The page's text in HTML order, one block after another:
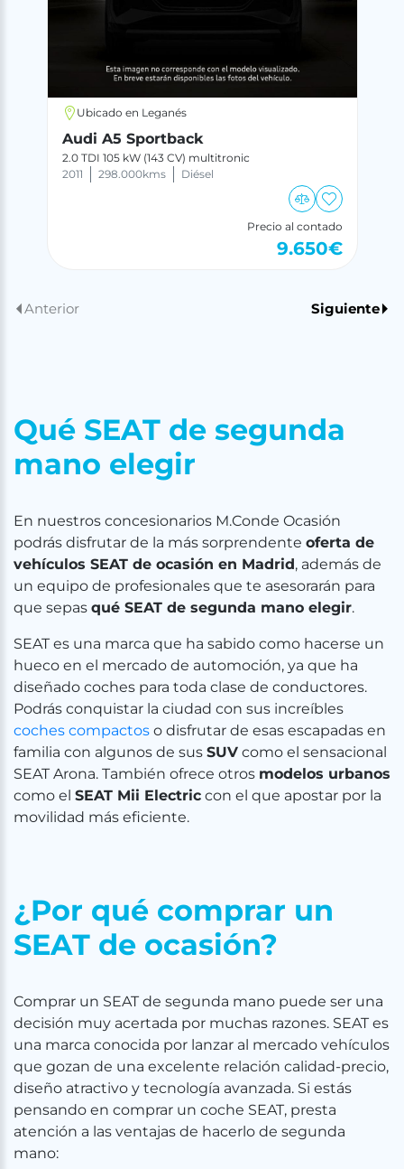
Ubicado en Leganés
Audi A5 Sportback
2.0 TDI 105 kW (143 CV) multitronic
2011
298.000kms Diésel
Precio al contado
9.650€
Anterior Siguiente
Qué SEAT de segunda
mano elegir
En nuestros concesionarios M.Conde Ocasión
podrás disfrutar de la más sorprendente oferta de
vehículos SEAT de ocasión en Madrid, además de
un equipo de profesionales que te asesorarán para
que sepas qué SEAT de segunda mano elegir.
SEAT es una marca que ha sabido como hacerse un
hueco en el mercado de automoción, ya que ha
diseñado coches para toda clase de conductores.
Podrás conquistar la ciudad con sus increíbles
coches compactos o disfrutar de esas escapadas en
familia con algunos de sus SUV como el sensacional
SEAT Arona. También ofrece otros modelos urbanos
como el SEAT Mii Electric con el que apostar por la
movilidad más eficiente.
¿Por qué comprar un
SEAT de ocasión?
Comprar un SEAT de segunda mano puede ser una
decisión muy acertada por muchas razones. SEAT es
una marca conocida por lanzar al mercado vehículos
que gozan de una excelente relación calidad-precio,
diseño atractivo y tecnología avanzada. Si estás
pensando en comprar un coche SEAT, presta
atención a las ventajas de hacerlo de segunda
mano: